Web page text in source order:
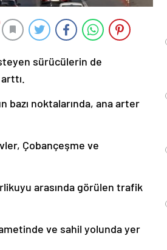
sürücülerin de
bazı noktalarında, ana arter
Çobançeşme ve
arasında görülen trafik
ve sahil yolunda yer